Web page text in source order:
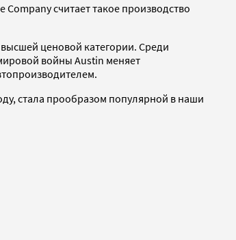
считает такое производство
ценовой категории. Среди
войны Austin меняет
стала прообразом популярной в наши